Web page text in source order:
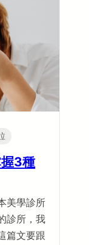
3種
美學診所
診所，我
篇文要跟